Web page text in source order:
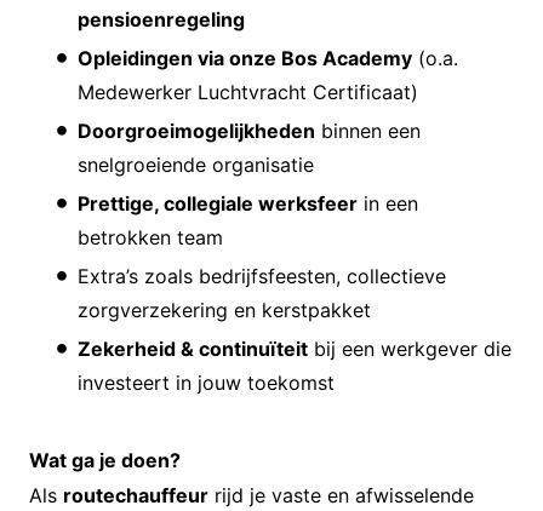
pensioenregeling
Opleidingen via onze Bos Academy (o.a.
Medewerker Luchtvracht Certificaat)
Doorgroeimogelijkheden binnen een
snelgroeiende organisatie
Prettige, collegiale werksfeer in een
betrokken team
Extra’s zoals bedrijfsfeesten, collectieve
zorgverzekering en kerstpakket
Zekerheid & continuïteit bij een werkgever die
investeert in jouw toekomst
Wat ga je doen?
Als routechauffeur rijd je vaste en afwisselende